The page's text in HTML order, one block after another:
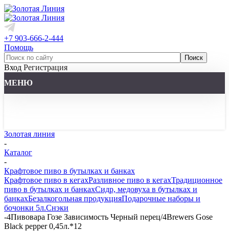
+7 903-666-2-444
Помощь
Вход Регистрация
МЕНЮ
Золотая линия
-
Каталог
-
Крафтовое пиво в бутылках и банках
Крафтовое пиво в кегахРазливное пиво в кегахТрадиционное
пиво в бутылках и банкахСидр, медовуха в бутылках и
банкахБезалкогольная продукцияПодарочные наборы и
бочонки 5л.Снэки
-4Пивовара Гозе Зависимость Черный перец/4Brewers Gose
Black pepper 0,45л.*12